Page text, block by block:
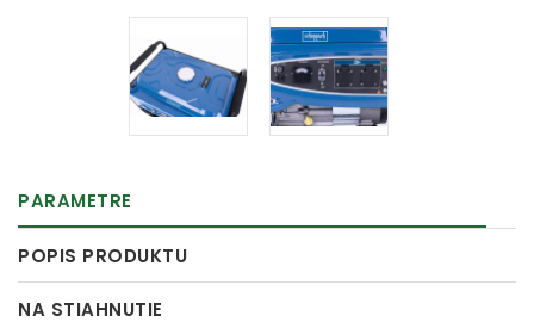
PARAMETRE
POPIS PRODUKTU
NA STIAHNUTIE